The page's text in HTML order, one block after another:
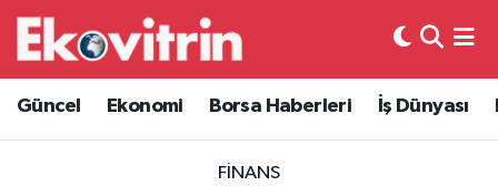
Güncel Ekonomi Borsa Haberleri İş Dünyası
FINANS
Güncel
Ekonomi
Hava Durumu
Trafik Durumu